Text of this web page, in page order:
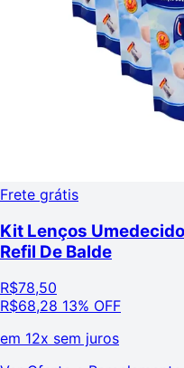
Frete grátis
Kit Lenços
Refil De Balde
R$78,50
R$68,28 13% OFF
em 12x sem juros